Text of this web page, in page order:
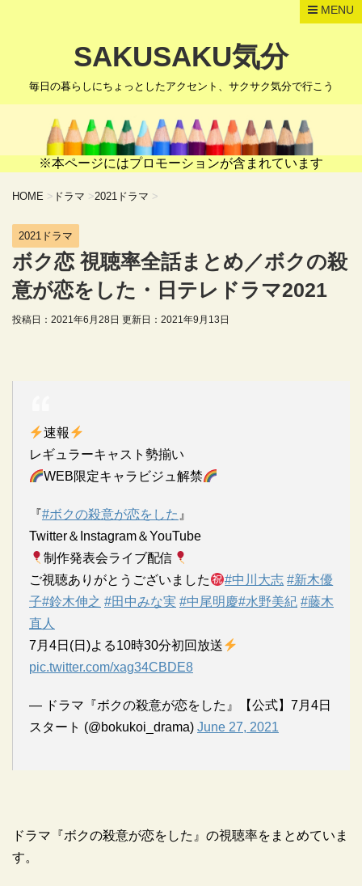
MENU
SAKUSAKU気分
毎日の暮らしにちょっとしたアクセント、サクサク気分で行こう
※本ページにはプロモーションが含まれています
HOME > ドラマ >2021ドラマ >
2021ドラマ
ボク恋 視聴率全話まとめ／ボクの殺
意が恋をした・日テレドラマ2021
投稿日：2021年6月28日 更新日： 2021年9月13日
速報
レギュラーキャスト勢揃い
WEB限定キャラビジュ解禁
『#ボクの殺意が恋をした 』
Twitter＆Instagram＆YouTube
制作発表会ライブ配信
ご視聴ありがとうございました
#中川大志 #新木優
子#鈴木伸之 #田中みな実 #中尾明慶#水野美紀 #藤木
直人
7月4日(日)よる10時30分初回放送
pic.twitter.com/xag34CBDE8
— ドラマ『ボクの殺意が恋をした』【公式】7月4日
スタート (@bokukoi_drama) June 27, 2021
ドラマ『ボクの殺意が恋をした』の視聴率をまとめていま
す。